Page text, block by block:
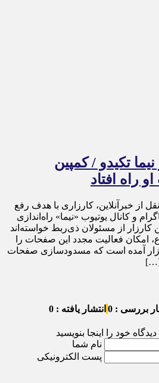
تکیدو / کمپین
راه افتاد
از خبرآنلاین، کارزاری با هدف رفع
و کانال یوتیوب «نیما» راه‌اندازی
از مسئولان ذی‌ربط خواسته‌اند
امکان فعالیت مجدد این صفحات را
آمده است که مسدودسازی صفحات
[…]
بررسی : 0 انتشار یافته : 0
دیدگاه خود را اینجا بنویسید
نام شما
پست الکترونیکی